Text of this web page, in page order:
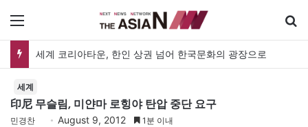
세계 코리아타운, 한인 상권 넘어 한국문화의 광장으로
세계
印尼 무슬림, 미얀마 로힝야 탄압 중단 요구
민경찬 August 9, 2012 1분 이내